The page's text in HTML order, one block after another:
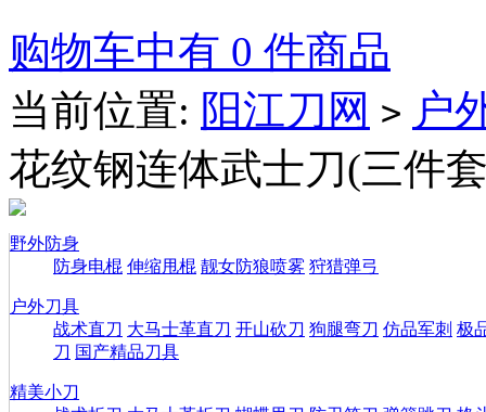
购物车中有 0 件商品
当前位置: 阳江刀网 > 户
花纹钢连体武士刀(三件
野外防身
防身电棍 伸缩甩棍 靓女防狼喷雾 狩猎弹弓
户外刀具
战术直刀 大马士革直刀 开山砍刀 狗腿弯刀 仿品军刺 极
刀 国产精品刀具
精美小刀